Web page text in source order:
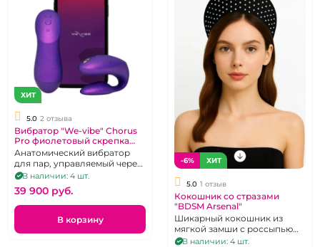
ХИТ
5.0 2 отзыва
Вибратор "We-vibe" Chorus
Pro фиолетовый скрепка
для пар
Анатомический вибратор
для пар, управляемый через
тактильный пульт и
приложение.
В наличии: 4 шт.
39 900 pуб.
В корзину
-6% ХИТ
5.0 1 отзыв
Кокошник со стразами
"BDSM Arsenal"
Шикарный кокошник из
мягкой замши с россыпью
страз.
В наличии: 4 шт.